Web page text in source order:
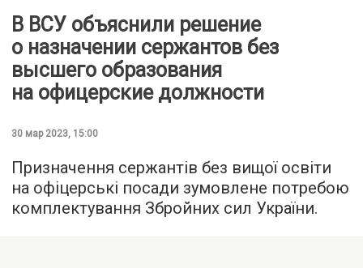
В ВСУ объяснили решение
о назначении сержантов без
высшего образования
на офицерские должности
30 мар 2023, 15:00
Призначення сержантів без вищої освіти
на офіцерські посади зумовлене потребою
комплектування Збройних сил України.